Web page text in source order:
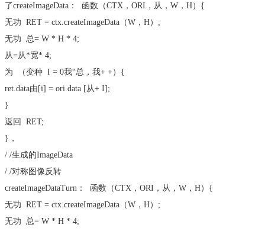
了createImageData： 函数 （CTX，ORI，从，W，H）{
无功 RET = ctx.createImageData（W，H）;
无功 总= W * H * 4;
从=从*宽* 4;
为 （变种 I = 0我“总，我+ +）{
ret.data由[i] = ori.data [从+ I];
}
返回
RET;
}，
/ /生成的ImageData
/ /对称图像反转
createImageDataTurn： 函数 （CTX，ORI，从，W，H）{
无功 RET = ctx.createImageData（W，H）;
无功 总= W * H * 4;